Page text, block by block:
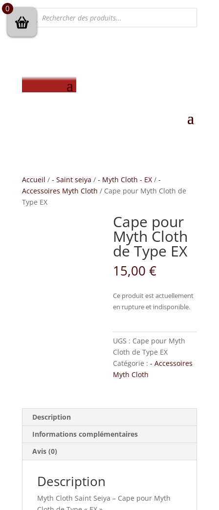
Recherche
de
produits
Accueil / - Saint seiya / - Myth Cloth - EX/ -
Accessoires Myth Cloth / Cape pour Myth Cloth de
Type EX
Cape pour
Myth Cloth
de Type EX
15,00€
Ce produit est actuellement
en rupture et indisponible.
UGS : Cape pour Myth
Cloth de Type EX
Catégorie :- Accessoires
Myth Cloth
Description
Informations complémentaires
Avis (0)
Description
Myth Cloth Saint Seiya – Cape pour Myth
0